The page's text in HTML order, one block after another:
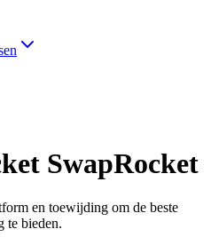
SwapRocket
en toewijding om de beste
te bieden.